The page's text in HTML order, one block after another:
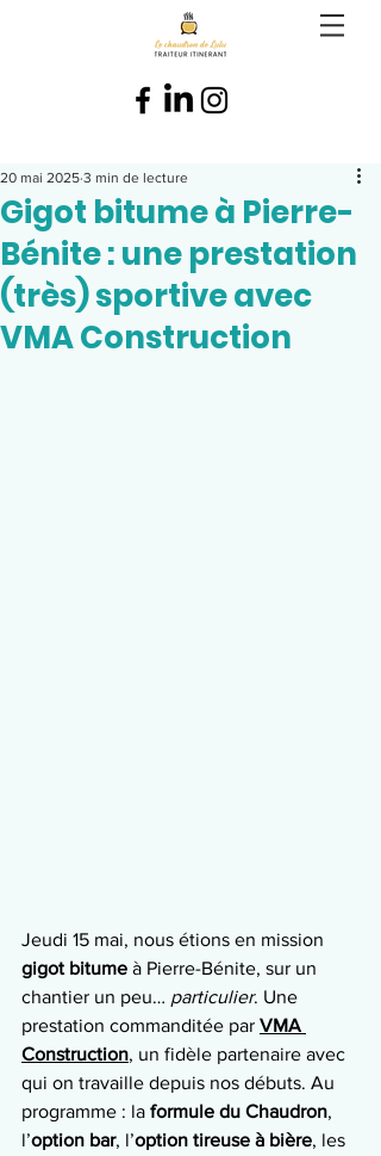
Gigot bitume à Pierre-
Bénite : une prestation
(très) sportive avec
VMA Construction
20 mai 2025 3 min de lecture
Jeudi 15 mai, nous étions en mission
gigot bitume à Pierre-Bénite, sur un
chantier un peu… particulier. Une
prestation commanditée par VMA
Construction, un fidèle partenaire avec
qui on travaille depuis nos débuts. Au
programme : la formule du Chaudron,
l’option bar, l’option tireuse à bière, les